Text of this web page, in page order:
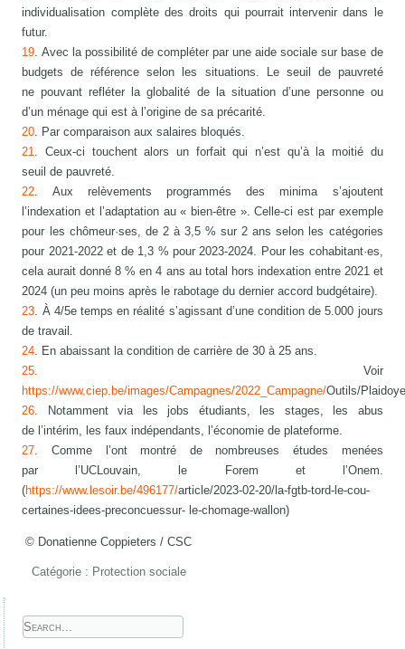
individualisation complète des droits qui pourrait intervenir dans le
futur.
19 . Avec la possibilité de compléter par une aide sociale sur base de
budgets de référence selon les situations. Le seuil de pauvreté
ne pouvant refléter la globalité de la situation d’une personne ou
d’un ménage qui est à l’origine de sa précarité.
20 . Par comparaison aux salaires bloqués.
21
. Ceux-ci touchent alors un forfait qui n’est qu’à la moitié du
seuil de pauvreté.
22 . Aux relèvements programmés des minima s’ajoutent
l’indexation et l’adaptation au « bien-être ». Celle-ci est par exemple
pour les chômeur·ses, de 2 à 3,5 % sur 2 ans selon les catégories
pour 2021-2022 et de 1,3 % pour 2023-2024. Pour les cohabitant·es,
cela aurait donné 8 % en 4 ans au total hors indexation entre 2021 et
2024 (un peu moins après le rabotage du dernier accord budgétaire).
23 . À 4/5e temps en réalité s’agissant d’une condition de 5.000 jours
de travail.
24 . En abaissant la condition de carrière de 30 à 25 ans.
25 . Voir
https://www.ciep.be/images/Campagnes/2022_Campagne/Outils/
26 . Notamment via les jobs étudiants, les stages, les abus
de l’intérim, les faux indépendants, l’économie de plateforme.
27 . Comme l’ont montré de nombreuses études menées
par l’UCLouvain, le Forem et l’Onem.
(https://www.lesoir.be/496177/article/2023-02-20/la-fgtb-tord-le-cou-
certaines-idees-preconcuessur- le-chomage-wallon)
© Donatienne Coppieters / CSC
Catégorie : Protection sociale